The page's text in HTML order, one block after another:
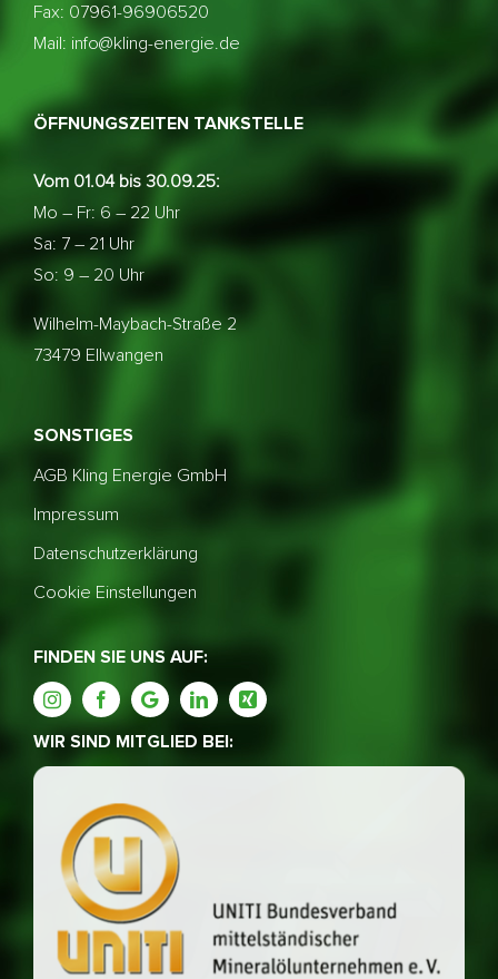
Fax: 07961-96906520
Mail: info@kling-energie.de
ÖFFNUNGSZEITEN TANKSTELLE
Vom 01.04 bis 30.09.25:
Mo – Fr: 6 – 22 Uhr
Sa: 7 – 21 Uhr
So: 9 – 20 Uhr
Wilhelm-Maybach-Straße 2
73479 Ellwangen
SONSTIGES
AGB Kling Energie GmbH
Impressum
Datenschutzerklärung
Cookie Einstellungen
FINDEN SIE UNS AUF:
WIR SIND MITGLIED BEI: